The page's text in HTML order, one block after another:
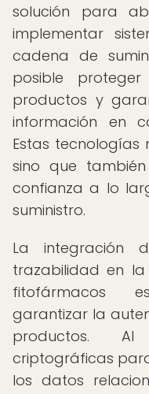
solución para
implementar
cadena de
posible
productos y
información en
Estas tecnologías
sino que
confianza a lo
suministro.
La integración
trazabilidad en
fitofármacos
garantizar la
productos. Al
criptográficas
los datos